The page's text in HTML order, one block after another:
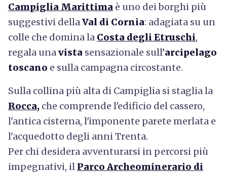
Campiglia Marittima è uno dei borghi più
suggestivi dellaVal di Cornia: adagiata su un
colle che domina la Costa degli Etruschi,
regala unavista sensazionale sull’arcipelago
toscano e sulla campagna circostante.
Sulla collina più alta di Campiglia si staglia la
Rocca, che comprende l'edificio del cassero,
l'antica cisterna, l'imponente parete merlata e
l'acquedotto degli anni Trenta.
Per chi desidera avventurarsi in percorsi più
impegnativi, il Parco Archeominerario di